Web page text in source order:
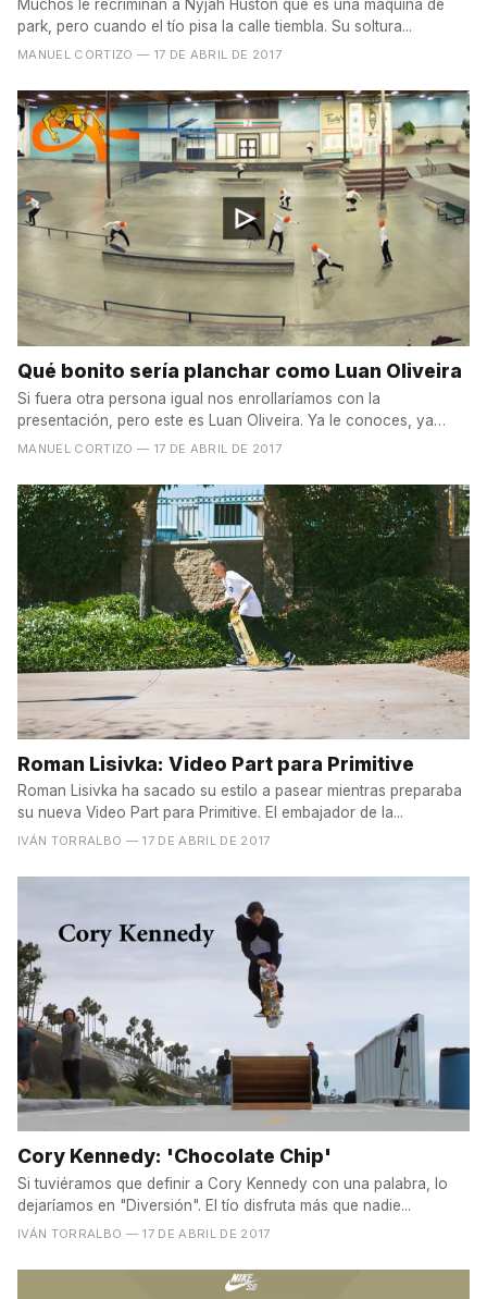
Muchos le recriminan a Nyjah Huston que es una máquina de
park, pero cuando el tío pisa la calle tiembla. Su soltura...
MANUEL CORTIZO — 17 DE ABRIL DE 2017
Qué bonito sería planchar como Luan Oliveira
Si fuera otra persona igual nos enrollaríamos con la
presentación, pero este es Luan Oliveira. Ya le conoces, ya
sabes...
MANUEL CORTIZO — 17 DE ABRIL DE 2017
Roman Lisivka: Video Part para Primitive
Roman Lisivka ha sacado su estilo a pasear mientras preparaba
su nueva Video Part para Primitive. El embajador de la...
IVÁN TORRALBO — 17 DE ABRIL DE 2017
Cory Kennedy: 'Chocolate Chip'
Si tuviéramos que definir a Cory Kennedy con una palabra, lo
dejaríamos en "Diversión". El tío disfruta más que nadie...
IVÁN TORRALBO — 17 DE ABRIL DE 2017